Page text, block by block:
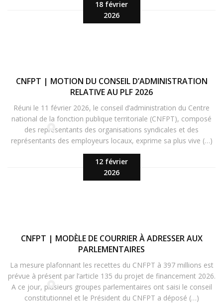
18 février
2026
12 février
2026
CNFPT | MOTION DU CONSEIL D’ADMINISTRATION
RELATIVE AU PLF 2026
Réuni le 11 février 2026, le conseil d’administration du Centre
national de la fonction publique territoriale (CNFPT), composé
des représentants des organisations syndicales et des
représentants des employeurs locaux, exprime sa plus vive (…)
CNFPT | MODÈLE DE COURRIER À ADRESSER AUX
PARLEMENTAIRES
La mesure plafonnant les recettes du CNFPT à 397 millions est
prévue à présent par l’article 135 du projet de financement 2026.
A ce jour, plusieurs groupes parlementaires ont saisi le conseil
constitutionnel et le Président du CNFPT a déposé (…)